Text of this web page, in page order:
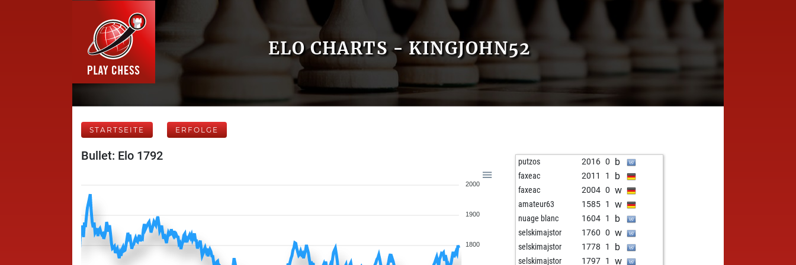
ELO CHARTS - KINGJOHN52
STARTSEITE ERFOLGE
Bullet: Elo 1792
2000
1900
1800
putzos 2016 0 b
faxeac 2011 1 b
faxeac 2004 0 w
amateur63 1585 1 w
nuage blanc 1604 1 b
selskimajstor 1760 0 w
selskimajstor 1778 1 b
selskimajstor 1797 1 w